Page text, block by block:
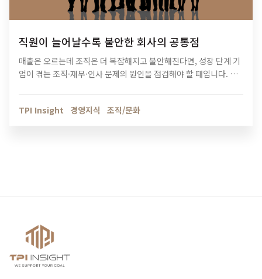
직원이 늘어날수록 불안한 회사의 공통점
매출은 오르는데 조직은 더 복잡해지고 불안해진다면, 성장 단계 기
업이 겪는 조직·재무·인사 문제의 원인을 점검해야 할 때입니다. 티
TPI Insight
경영지식 조직/문화